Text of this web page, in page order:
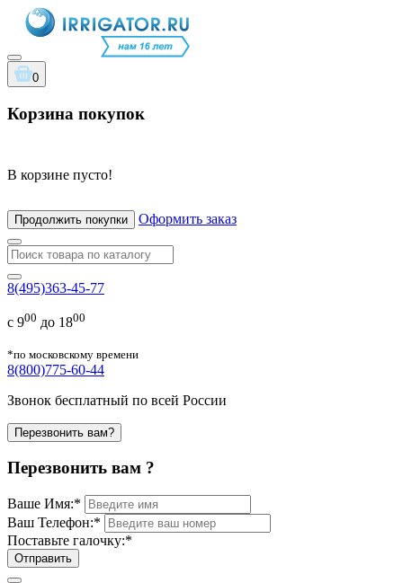
0
Корзина покупок
В корзине пусто!
Продолжить покупки Оформить заказ
8(495)363-45-77
с 900 до 1800
*по московскому времени
8(800)775-60-44
Звонок бесплатный по всей России
Перезвонить вам?
Перезвонить вам ?
Ваше Имя:*
Ваш Телефон:*
Поставьте галочку:*
Отправить